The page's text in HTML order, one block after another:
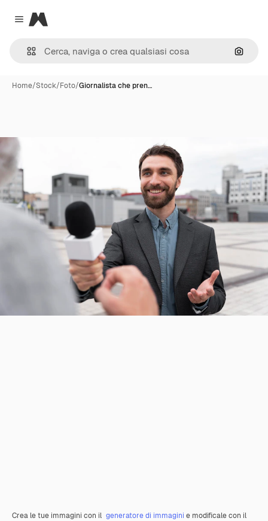
Close menu
Magnific
Cerca
Home/Stock/Foto/Giornalista che pren…
Crea le tue immagini con il generatore di immagini e modificale con il